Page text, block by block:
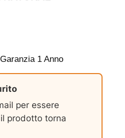
1 Anno
per essere
prodotto torna